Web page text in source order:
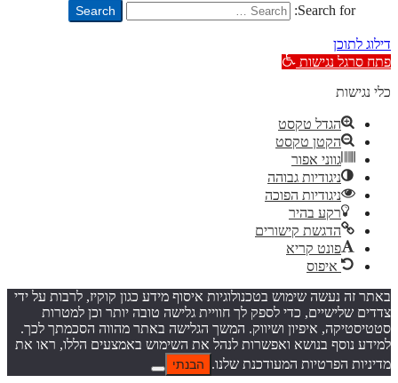
Search for:
Search
דילוג לתוכן
פתח סרגל נגישות
כלי נגישות
הגדל טקסט
הקטן טקסט
גווני אפור
ניגודיות גבוהה
ניגודיות הפוכה
רקע בהיר
הדגשת קישורים
פונט קריא
איפוס
באתר זה נעשה שימוש בטכנולוגיות איסוף מידע כגון קוקיז, לרבות על ידי
צדדים שלישיים, כדי לספק לך חוויית גלישה טובה יותר וכן למטרות
סטטיסטיקה, איפיון ושיווק. המשך הגלישה באתר מהווה הסכמתך לכך.
למידע נוסף בנושא ואפשרות לנהל את השימוש באמצעים הללו, ראו את
מדיניות הפרטיות המעודכנת שלנו.
הבנתי